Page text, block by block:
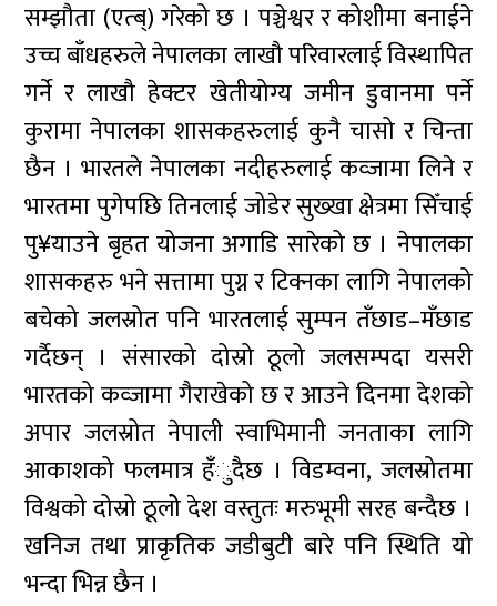
सम्झौता (एत्ब्) गरेको छ । पञ्चेश्वर र कोशीमा बनाईने
उच्च बाँधहरुले नेपालका लाखौ परिवारलाई विस्थापित
गर्ने र लाखौ हेक्टर खेतीयोग्य जमीन डुवानमा पर्ने
कुरामा नेपालका शासकहरुलाई कुनै चासो र चिन्ता
छैन । भारतले नेपालका नदीहरुलाई कव्जामा लिने र
भारतमा पुगेपछि तिनलाई जोडेर सुख्खा क्षेत्रमा सिँचाई
पु¥याउने बृहत योजना अगाडि सारेको छ । नेपालका
शासकहरु भने सत्तामा पुग्न र टिक्नका लागि नेपालको
बचेको जलस्रोत पनि भारतलाई सुम्पन तँछाड–मँछाड
गर्दैछन् । संसारको दोस्रो ठूलो जलसम्पदा यसरी
भारतको कव्जामा गैराखेको छ र आउने दिनमा देशको
अपार जलस्रोत नेपाली स्वाभिमानी जनताका लागि
आकाशको फलमात्र हँुदैछ । विडम्वना, जलस्रोतमा
विश्वको दोस्रो ठूलोे देश वस्तुतः मरुभूमी सरह बन्दैछ ।
खनिज तथा प्राकृतिक जडीबुटी बारे पनि स्थिति यो
भन्दा भिन्न छैन ।